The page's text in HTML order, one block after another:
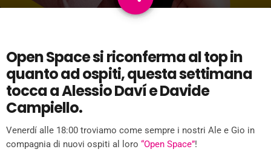
Open Space si riconferma al top in
quanto ad ospiti, questa settimana
tocca a Alessio Daví e Davide
Campiello.
Venerdí alle 18:00 troviamo come sempre i nostri Ale e Gio in
compagnia di nuovi ospiti al loro “Open Space”!